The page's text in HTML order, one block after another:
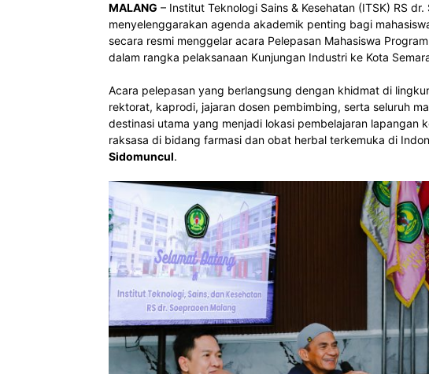
MALANG – Institut Teknologi Sains & Kesehatan (ITSK) RS
menyelenggarakan agenda akademik penting bagi
secara resmi menggelar acara Pelepasan Mahasiswa
dalam rangka pelaksanaan Kunjungan Industri ke Kota
Acara pelepasan yang berlangsung dengan khidmat di
rektorat, kaprodi, jajaran dosen pembimbing, serta seluruh
destinasi utama yang menjadi lokasi pembelajaran lapangan
raksasa di bidang farmasi dan obat herbal terkemuka di
Sidomuncul.